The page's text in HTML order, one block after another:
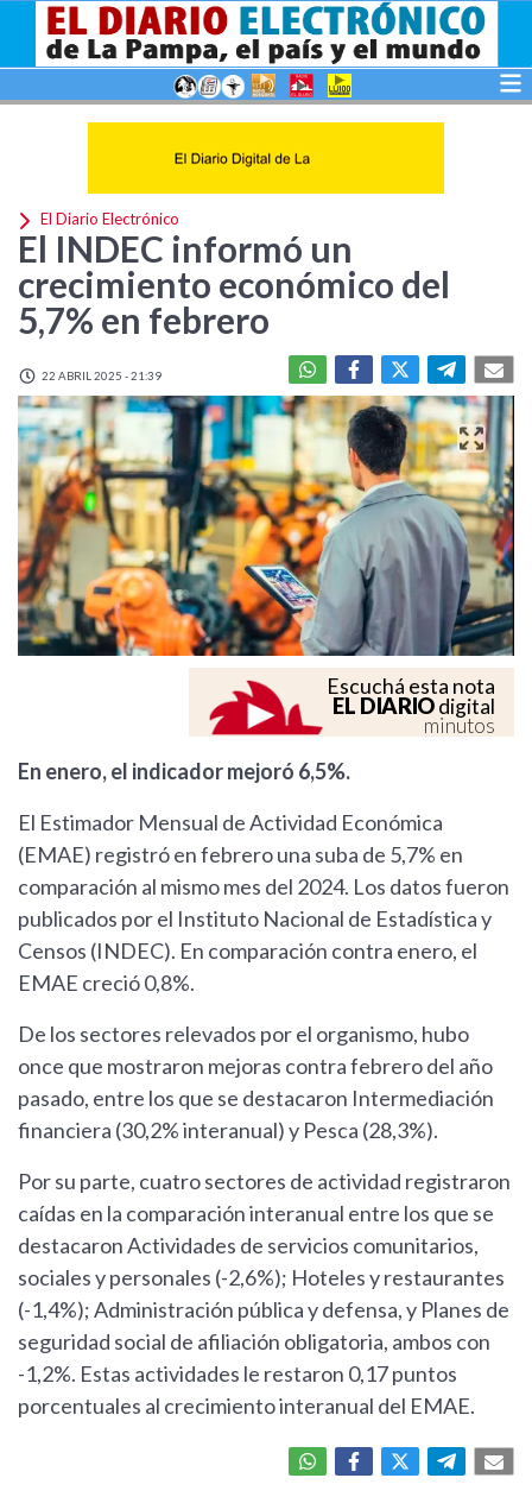
El Diario Electrónico
El INDEC informó un
crecimiento económico del
5,7% en febrero
22 ABRIL 2025 - 21:39
Escuchá esta nota
EL DIARIOdigital
minutos
En enero, el indicador mejoró 6,5%.
El Estimador Mensual de Actividad Económica
(EMAE) registró en febrero una suba de 5,7% en
comparación al mismo mes del 2024. Los datos fueron
publicados por el Instituto Nacional de Estadística y
Censos (INDEC). En comparación contra enero, el
EMAE creció 0,8%.
De los sectores relevados por el organismo, hubo
once que mostraron mejoras contra febrero del año
pasado, entre los que se destacaron Intermediación
financiera (30,2% interanual) y Pesca (28,3%).
Por su parte, cuatro sectores de actividad registraron
caídas en la comparación interanual entre los que se
destacaron Actividades de servicios comunitarios,
sociales y personales (-2,6%); Hoteles y restaurantes
(-1,4%); Administración pública y defensa, y Planes de
seguridad social de afiliación obligatoria, ambos con
-1,2%. Estas actividades le restaron 0,17 puntos
porcentuales al crecimiento interanual del EMAE.